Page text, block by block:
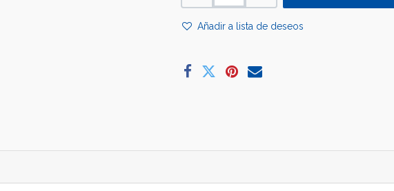
Añadir a lista de deseos